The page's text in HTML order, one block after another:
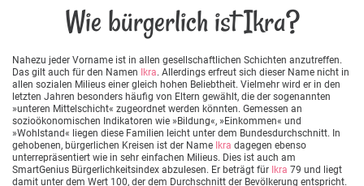
Wie bürgerlich ist Ikra?
Nahezu jeder Vorname ist in allen gesellschaftlichen Schichten anzutreffen.
Das gilt auch für den Namen Ikra. Allerdings erfreut sich dieser Name nicht in
allen sozialen Milieus einer gleich hohen Beliebtheit. Vielmehr wird er in den
letzten Jahren besonders häufig von Eltern gewählt, die der sogenannten
»unteren Mittelschicht« zugeordnet werden könnten. Gemessen an
sozioökonomischen Indikatoren wie »Bildung«, »Einkommen« und
»Wohlstand« liegen diese Familien leicht unter dem Bundesdurchschnitt. In
gehobenen, bürgerlichen Kreisen ist der Name Ikra dagegen ebenso
unterrepräsentiert wie in sehr einfachen Milieus. Dies ist auch am
SmartGenius Bürgerlichkeitsindex abzulesen. Er beträgt für Ikra 79 und liegt
damit unter dem Wert 100, der dem Durchschnitt der Bevölkerung entspricht.